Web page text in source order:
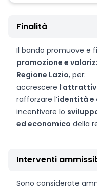
Finalità
Il bando promuove e
promozione e
Regione Lazio, per:
accrescere l’
rafforzare l’identità
incentivare lo
ed economico della
Interventi
Sono considerate